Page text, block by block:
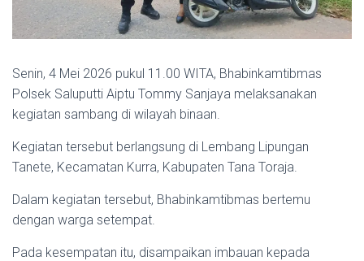
Senin, 4 Mei 2026 pukul 11.00 WITA, Bhabinkamtibmas
Polsek Saluputti Aiptu Tommy Sanjaya melaksanakan
kegiatan sambang di wilayah binaan.
Kegiatan tersebut berlangsung di Lembang Lipungan
Tanete, Kecamatan Kurra, Kabupaten Tana Toraja.
Dalam kegiatan tersebut, Bhabinkamtibmas bertemu
dengan warga setempat.
Pada kesempatan itu, disampaikan imbauan kepada